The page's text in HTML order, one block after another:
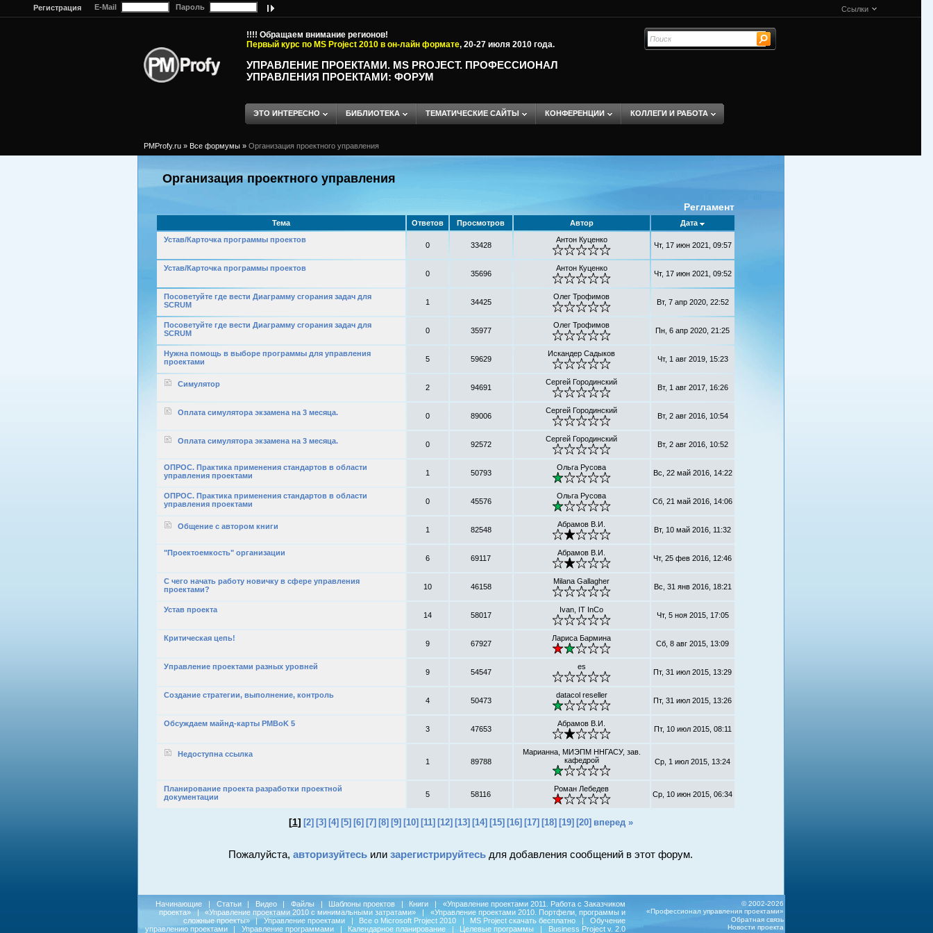
Регистрация E-Mail Пароль Ссылки
!!!! Обращаем внимание регионов!
Первый курс по MS Project 2010 в он-лайн формате, 20-27 июля 2010 года.
УПРАВЛЕНИЕ ПРОЕКТАМИ. MS PROJECT. ПРОФЕССИОНАЛ
УПРАВЛЕНИЯ ПРОЕКТАМИ: ФОРУМ
ЭТО ИНТЕРЕСНО БИБЛИОТЕКА ТЕМАТИЧЕСКИЕ САЙТЫ КОНФЕРЕНЦИИ КОЛЛЕГИ И РАБОТА
PMProfy.ru » Все формумы » Организация проектного управления
Организация проектного управления
Регламент
Тема Ответов Просмотров Автор
Дата
Устав/Карточка программы проектов
0 33428
Антон Куценко
Чт, 17 июн 2021, 09:57
Устав/Карточка программы проектов
0 35696
Антон Куценко
Чт, 17 июн 2021, 09:52
Посоветуйте где вести Диаграмму сгорания задач для
SCRUM
1 34425
Олег Трофимов
Вт, 7 апр 2020, 22:52
Посоветуйте где вести Диаграмму сгорания задач для
SCRUM
0 35977
Олег Трофимов
Пн, 6 апр 2020, 21:25
Нужна помощь в выборе программы для управления
проектами
5 59629
Искандер Садыков
Чт, 1 авг 2019, 15:23
Симулятор 2 94691
Сергей Городинский
Вт, 1 авг 2017, 16:26
Оплата симулятора экзамена на 3 месяца. 0 89006
Сергей Городинский
Вт, 2 авг 2016, 10:54
Оплата симулятора экзамена на 3 месяца. 0 92572
Сергей Городинский
Вт, 2 авг 2016, 10:52
ОПРОС. Практика применения стандартов в области
управления проектами
1 50793
Ольга Русова
Вс, 22 май 2016, 14:22
ОПРОС. Практика применения стандартов в области
управления проектами
0 45576
Ольга Русова
Сб, 21 май 2016, 14:06
Общение с автором книги 1 82548
Абрамов В.И.
Вт, 10 май 2016, 11:32
"Проектоемкость" организации
6 69117
Абрамов В.И.
Чт, 25 фев 2016, 12:46
С чего начать работу новичку в сфере управления
проектами?
10 46158
Milana Gallagher
Вс, 31 янв 2016, 18:21
Устав проекта
14 58017
Ivan, IT InCo
Чт, 5 ноя 2015, 17:05
Критическая цепь!
9 67927
Лариса Бармина
Сб, 8 авг 2015, 13:09
Управление проектами разных уровней
9 54547
es
Пт, 31 июл 2015, 13:29
Создание стратегии, выполнение, контроль
4 50473
datacol reseller
Пт, 31 июл 2015, 13:26
Обсуждаем майнд-карты PMBoK 5
3 47653
Абрамов В.И.
Пт, 10 июл 2015, 08:11
Недоступна ссылка
1
89788
Марианна, МИЭПМ ННГАСУ, зав.
кафедрой
Ср, 1 июл 2015, 13:24
Планирование проекта разработки проектной
документации
5 58116
Роман Лебедев
Ср, 10 июн 2015, 06:34
[1] [2] [3] [4] [5] [6] [7] [8] [9] [10] [11] [12] [13] [14] [15] [16] [17] [18] [19] [20] вперед »
Пожалуйста, авторизуйтесь или зарегистрируйтесь для добавления сообщений в этот форум.
Начинающие | Статьи | Видео | Файлы | Шаблоны проектов | Книги |
«Управление проектами 2011. Работа с Заказчиком
проекта»
| «Управление проектами 2010 с минимальными затратами» |
«Управление проектами 2010. Портфели, программы и
сложные проекты»
| Управление проектами | Все о Microsoft Project 2010 | MS Project скачать бесплатно |
Обучение
управлению проектами
| Управление программами | Календарное планирование | Целевые программы | Business Project v. 2.0
© 2002-2026
«Профессионал управления проектами»
Обратная связь
Новости проекта